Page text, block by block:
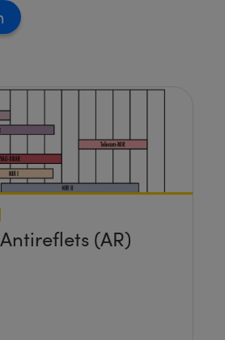
(AR)